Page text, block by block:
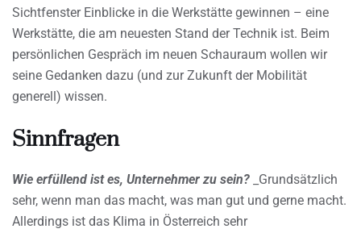
Sichtfenster Einblicke in die Werkstätte gewinnen – eine
Werkstätte, die am neuesten Stand der Technik ist. Beim
persönlichen Gespräch im neuen Schauraum wollen wir
seine Gedanken dazu (und zur Zukunft der Mobilität
generell) wissen.
Sinnfragen
Wie erfüllend ist es, Unternehmer zu sein? _Grundsätzlich
sehr, wenn man das macht, was man gut und gerne macht.
Allerdings ist das Klima in Österreich sehr